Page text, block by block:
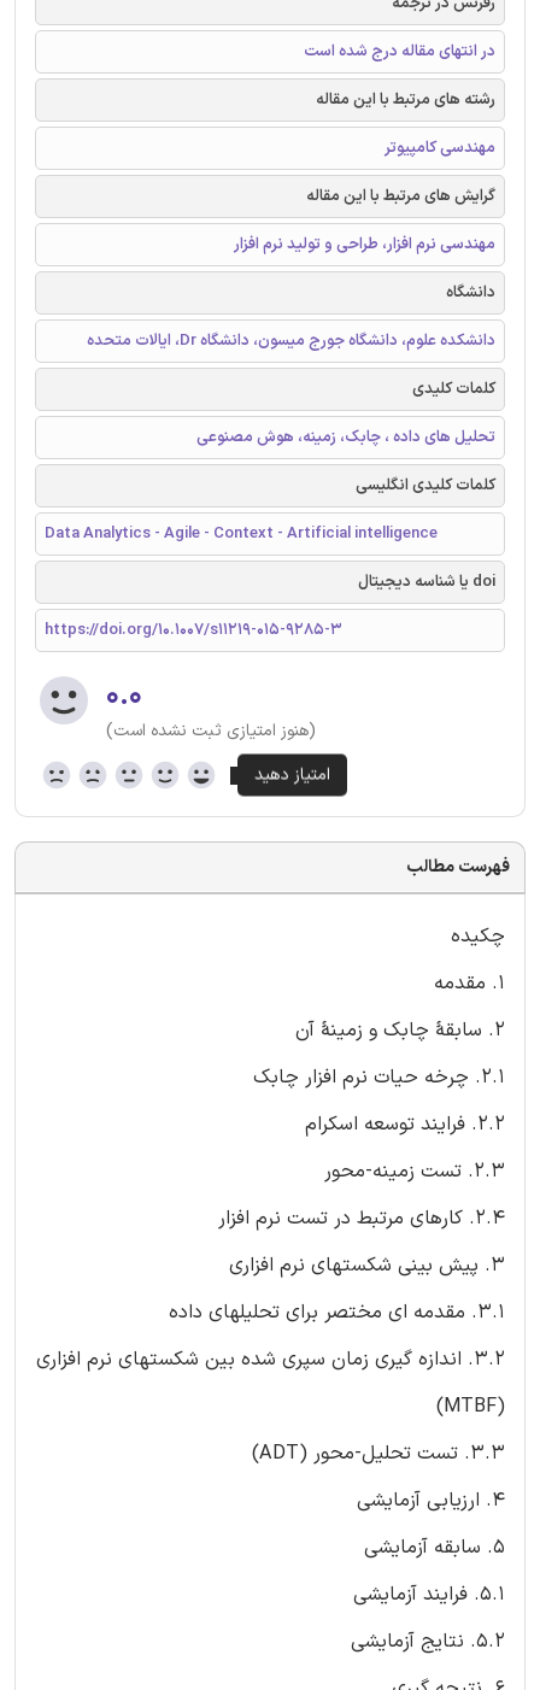
در انتهای مقاله درج شده است
رشته های مرتبط با این مقاله
مهندسی کامپیوتر
گرایش های مرتبط با این مقاله
مهندسی نرم افزار، طراحی و تولید نرم افزار
دانشگاه
دانشکده علوم، دانشگاه جورج میسون، دانشگاه Dr، ایالات متحده
کلمات کلیدی
تحلیل های داده ، چابک، زمینه، هوش مصنوعی
کلمات کلیدی انگلیسی
Data Analytics - Agile - Context - Artificial intelligence
doi یا شناسه دیجیتال
https://doi.org/10.1007/s11219-015-9285-3
۰.۰
(هنوز امتیازی ثبت نشده است)
فهرست مطالب
چکیده
1. مقدمه
2. سابقۀ چابک و زمینۀ آن
2.1. چرخه حیات نرم افزار چابک
2.2. فرایند توسعه اسکرام
2.3. تست زمینه-محور
2.4. کارهای مرتبط در تست نرم افزار
3. پیش بینی شکستهای نرم افزاری
3.1. مقدمه ای مختصر برای تحلیلهای داده
3.2. اندازه گیری زمان سپری شده بین شکستهای نرم افزاری
(MTBF)
3.3. تست تحلیل-محور (ADT)
4. ارزیابی آزمایشی
5. سابقه آزمایشی
5.1. فرایند آزمایشی
5.2. نتایج آزمایشی